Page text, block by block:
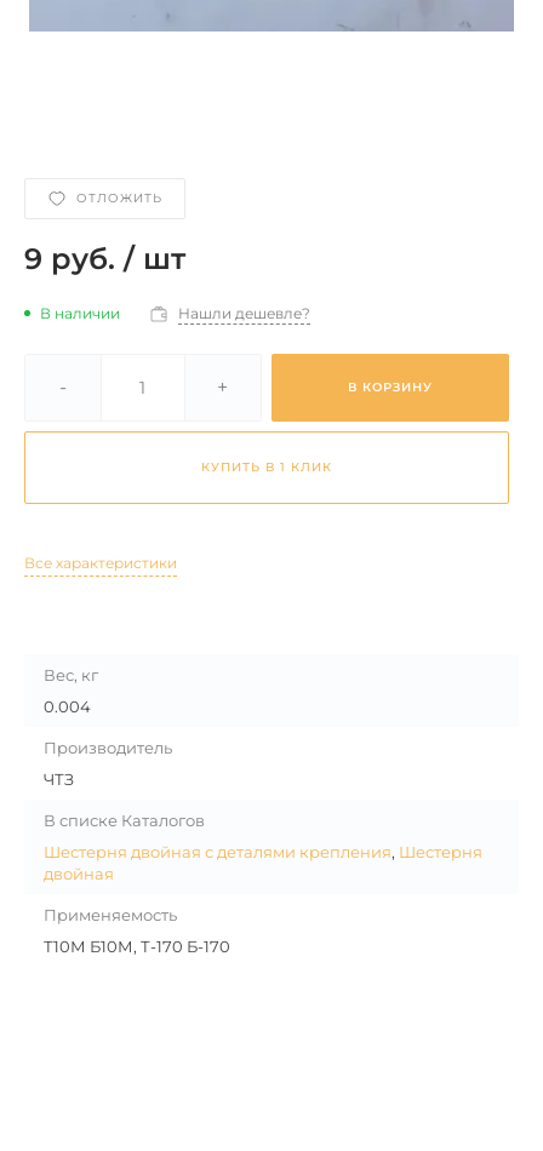
ОТЛОЖИТЬ
9 руб. / шт
В наличии Нашли дешевле?
- + В КОРЗИНУ
КУПИТЬ В 1 КЛИК
Все характеристики
Вес, кг
0.004
Производитель
ЧТЗ
В списке Каталогов
Шестерня двойная с деталями крепления, Шестерня
двойная
Применяемость
Т10М Б10М, Т-170 Б-170